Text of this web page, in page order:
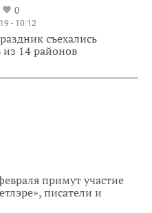
0
- 10:12
съехались
из 14 районов
примут участие
писатели и